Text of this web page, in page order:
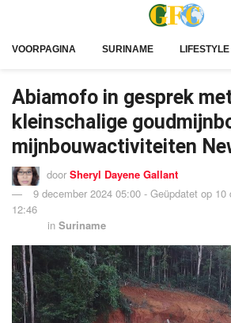
VOORPAGINA SURINAME LIFESTYLE
Abiamofo in gesprek
kleinschalige
mijnbouwactiviteiten
door Sheryl Dayene Gallant
9 december 2024 05:00 - Geüpdatet op 10
12:46
in Suriname